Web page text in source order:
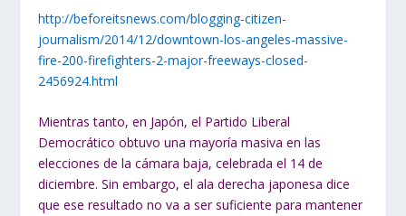
http://beforeitsnews.com/blogging-citizen-
journalism/2014/12/downtown-los-angeles-massive-
fire-200-firefighters-2-major-freeways-closed-
2456924.html
Mientras tanto, en Japón, el Partido Liberal
Democrático obtuvo una mayoría masiva en las
elecciones de la cámara baja, celebrada el 14 de
diciembre. Sin embargo, el ala derecha japonesa dice
que ese resultado no va a ser suficiente para mantener